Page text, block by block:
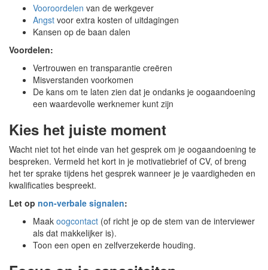
Vooroordelen van de werkgever
Angst voor extra kosten of uitdagingen
Kansen op de baan dalen
Voordelen:
Vertrouwen en transparantie creëren
Misverstanden voorkomen
De kans om te laten zien dat je ondanks je oogaandoening
een waardevolle werknemer kunt zijn
Kies het juiste moment
Wacht niet tot het einde van het gesprek om je oogaandoening te
bespreken. Vermeld het kort in je motivatiebrief of CV, of breng
het ter sprake tijdens het gesprek wanneer je je vaardigheden en
kwalificaties bespreekt.
Let op non-verbale signalen:
Maak oogcontact (of richt je op de stem van de interviewer
als dat makkelijker is).
Toon een open en zelfverzekerde houding.